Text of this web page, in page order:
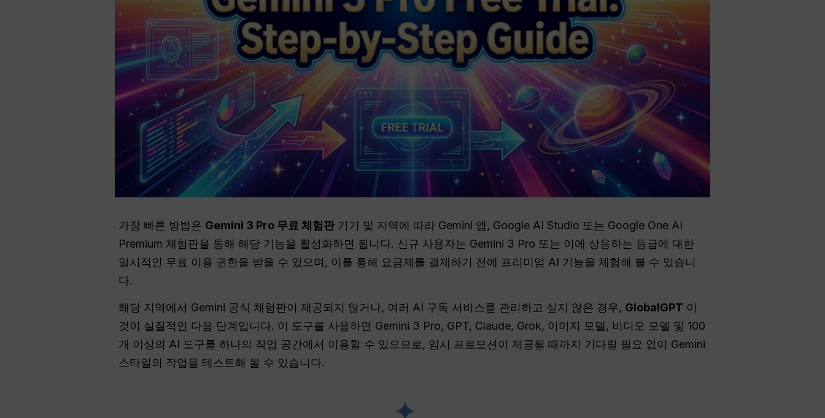
가장 빠른 방법은 Gemini 3 Pro 무료 체험판 기기 및 지역에 따라 Gemini 앱, Google AI Studio 또는 Google One AI
Premium 체험판을 통해 해당 기능을 활성화하면 됩니다. 신규 사용자는 Gemini 3 Pro 또는 이에 상응하는 등급에 대한
일시적인 무료 이용 권한을 받을 수 있으며, 이를 통해 요금제를 결제하기 전에 프리미엄 AI 기능을 체험해 볼 수 있습니
다.
해당 지역에서 Gemini 공식 체험판이 제공되지 않거나, 여러 AI 구독 서비스를 관리하고 싶지 않은 경우, GlobalGPT 이
것이 실질적인 다음 단계입니다. 이 도구를 사용하면 Gemini 3 Pro, GPT, Claude, Grok, 이미지 모델, 비디오 모델 및 100
개 이상의 AI 도구를 하나의 작업 공간에서 이용할 수 있으므로, 임시 프로모션이 제공될 때까지 기다릴 필요 없이 Gemini
스타일의 작업을 테스트해 볼 수 있습니다.